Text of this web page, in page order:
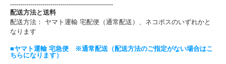
---------------------------------------------------
配送方法と送料
配送方法： ヤマト運輸 宅配便（通常配送）、ネコポスのいずれかと
なります
■ヤマト運輸 宅急便 ※通常配送（配送方法のご指定がない場合はこ
ちらになります）